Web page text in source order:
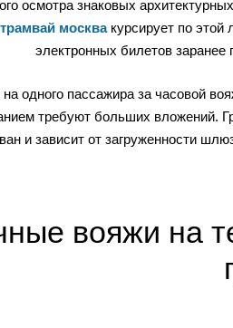
осмотра знаковых
москвакурсирует по этой
электронных билетов
одного пассажира за часовой
требуют больших вложений.
и зависит от загруженности
вояжи на